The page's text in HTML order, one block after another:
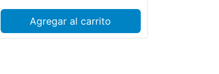
Agregar al carrito